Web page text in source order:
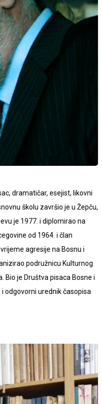
dramatičar, esejist, likovni
školu završio je u Žepču,
je 1977. i diplomirao na
od 1964. i član
agresije na Bosnu i
podružnicu Kulturnog
Bio je Društva pisaca Bosne i
odgovorni urednik časopisa